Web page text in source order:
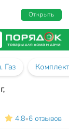
Открыть
Газ
4.8•6 отзывов